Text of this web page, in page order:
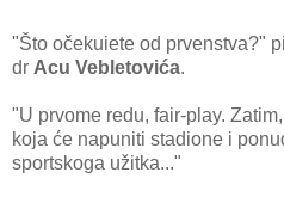
"Što očekuiete od prvenstva?"
dr Acu Vebletovića.
"U prvome redu, fair-play.
koja će napuniti stadione i
sportskoga užitka..."